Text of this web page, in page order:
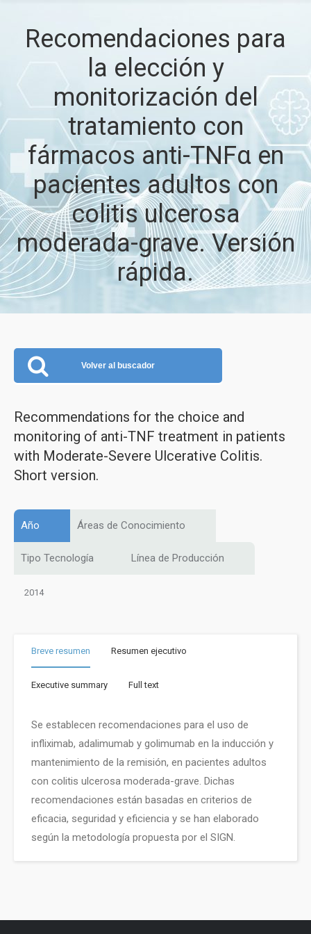
Recomendaciones para
la elección y
monitorización del
tratamiento con
fármacos anti-TNFα en
pacientes adultos con
colitis ulcerosa
moderada-grave. Versión
rápida.
Volver al buscador
Recommendations for the choice and
monitoring of anti-TNF treatment in patients
with Moderate-Severe Ulcerative Colitis.
Short version.
Año Áreas de Conocimiento
Tipo Tecnología Línea de Producción
2014
Breve resumen Resumen ejecutivo
Executive summary Full text
Se establecen recomendaciones para el uso de
infliximab, adalimumab y golimumab en la inducción y
mantenimiento de la remisión, en pacientes adultos
con colitis ulcerosa moderada-grave. Dichas
recomendaciones están basadas en criterios de
eficacia, seguridad y eficiencia y se han elaborado
según la metodología propuesta por el SIGN.